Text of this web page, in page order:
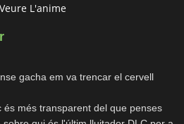
L'anime
gacha em va trencar el cervell
és més transparent del que penses